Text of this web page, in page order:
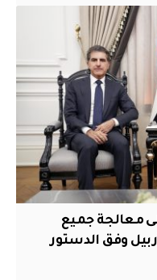
معالجة جميع
وفق الدستور